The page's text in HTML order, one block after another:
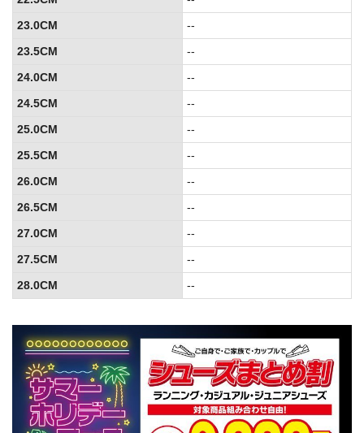
23.0CM
--
23.5CM
--
24.0CM
--
24.5CM
--
25.0CM
--
25.5CM
--
26.0CM
--
26.5CM
--
27.0CM
--
27.5CM
--
28.0CM
--